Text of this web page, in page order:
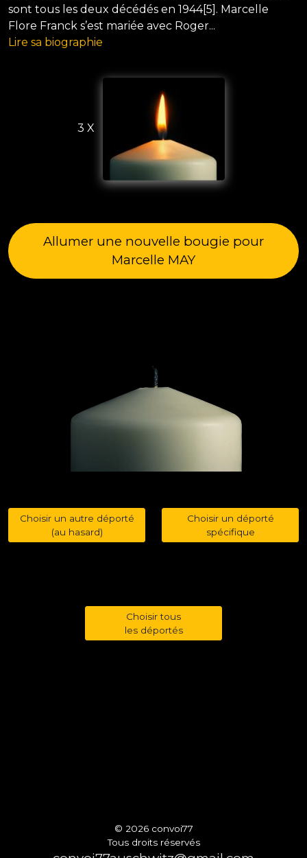
sont tous les deux décédés en 1944[5]. Marcelle
Flore Franck s’est mariée avec Roger...
Lire sa biographie
3 X
Allumer une nouvelle bougie pour
Marcelle MAY
Choisir un autre déporté
(au hasard)
Choisir un déporté
spécifique
Choisir tous
les déportés
© 2026 convoi77
Tous droits réservés